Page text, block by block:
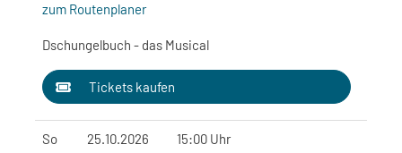
zum Routenplaner
Dschungelbuch - das Musical
Tickets kaufen
So 25.10.2026 15:00 Uhr